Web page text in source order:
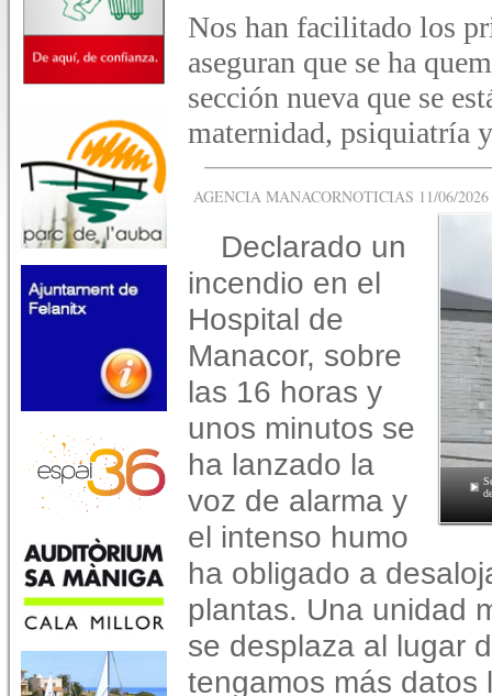
Nos han facilitado los
aseguran que se ha
sección nueva que se
maternidad, psiquiatría
AGENCIA MANACORNOTICIAS 11/06/
Declarado un
incendio en el
Hospital de
Manacor, sobre
las 16 horas y
unos minutos se
ha lanzado la
voz de alarma y
el intenso humo
ha obligado a
plantas. Una unidad
se desplaza al lugar
tengamos más datos